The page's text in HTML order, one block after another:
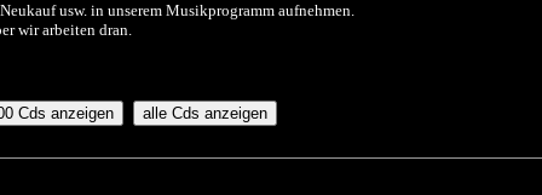
usw. in unserem Musikprogramm aufnehmen.
wir arbeiten dran.